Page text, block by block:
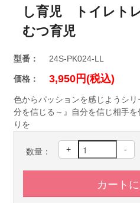
し育児 トイレト
むつ育児
型番： 24S-PK024-LL
価格： 3,950円(税込)
色からパッションを感じようシ
分を信じる～』自分を信じ相手
りを
数量： + -